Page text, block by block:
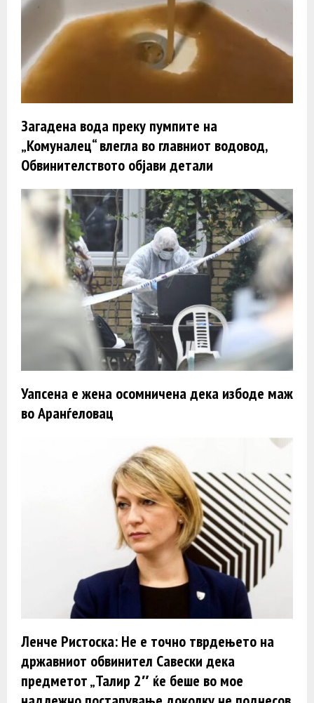
Загадена вода преку пумпите на
„Комуналец“ влегла во главниот водовод,
Обвинителството објави детали
Уапсена е жена осомничена дека избоде маж
во Аранѓеловац
Ленче Ристоска: Не е точно тврдењето на
државниот обвинител Савески дека
предметот „Талир 2″ ќе беше во мое